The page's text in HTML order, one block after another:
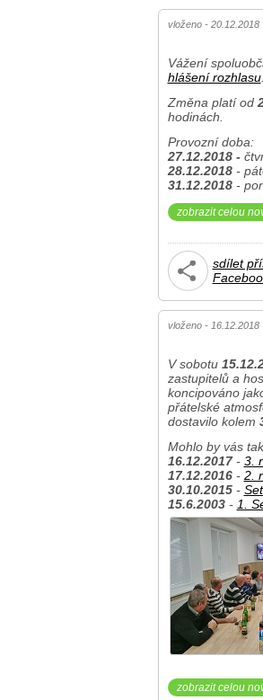
vloženo - 20.12.2018
Vážení
hlášení rozhlasu.
Změna platí od
hodinách.
Provozní doba:
27.12.2018 -
28.12.2018-
31.12.2018-
zobrazit celou
sdílet
vloženo - 16.12.2018
V sobotu
zastupitelů a
koncipováno
přátelské
dostavilo kolem
Mohlo by vás
16.12.2017- 3.
17.12.2016- 2.
30.10.2015-
15.6.2003- 1.
zobrazit celou